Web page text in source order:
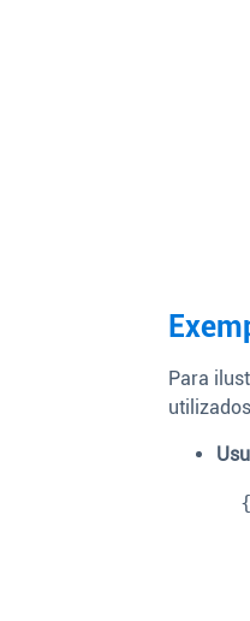
Para